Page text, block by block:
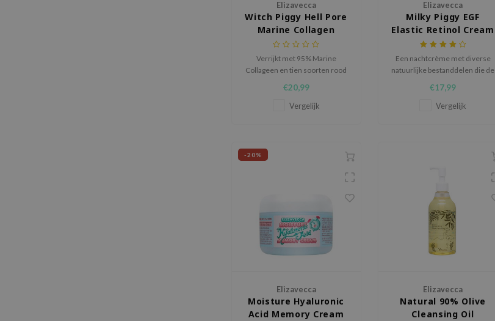
Elizavecca
Witch Piggy Hell Pore
Marine Collagen
Ample
Verrijkt met 95% Marine
Collageen en tien soorten rood
stevig en stralend te maken.
€20,99
Vergelijk
Elizavecca
Milky Piggy EGF
Elastic Retinol Cream
Een nachtcrème met diverse
natuurlijke bestanddelen die de
€17,99
Vergelijk
-20%
Elizavecca
Moisture Hyaluronic
Acid Memory Cream
Elizavecca
Natural 90% Olive
Cleansing Oil